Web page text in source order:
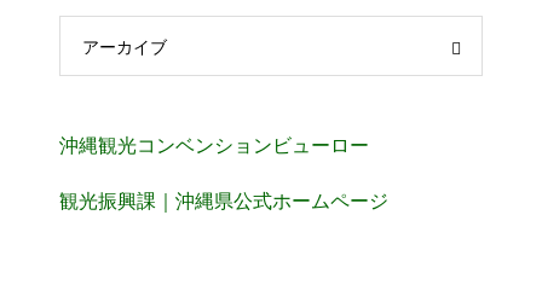
アーカイブ
沖縄観光コンベンションビューロー
観光振興課｜沖縄県公式ホームページ